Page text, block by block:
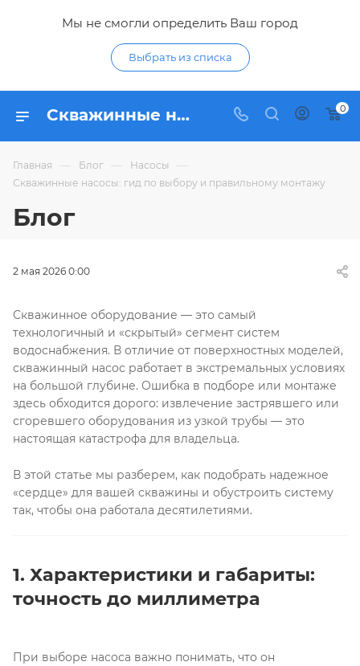
Мы не смогли определить Ваш город
Выбрать из списка
Скважинные насосы: гид по выбору и правильному монтажу 0
Главная — Блог — Насосы —
Скважинные насосы: гид по выбору и правильному монтажу
Блог
2 мая 2026 0:00
Скважинное оборудование — это самый
технологичный и «скрытый» сегмент систем
водоснабжения. В отличие от поверхностных моделей,
скважинный насос работает в экстремальных условиях
на большой глубине. Ошибка в подборе или монтаже
здесь обходится дорого: извлечение застрявшего или
сгоревшего оборудования из узкой трубы — это
настоящая катастрофа для владельца.
В этой статье мы разберем, как подобрать надежное
«сердце» для вашей скважины и обустроить систему
так, чтобы она работала десятилетиями.
1. Характеристики и габариты:
точность до миллиметра
При выборе насоса важно понимать, что он